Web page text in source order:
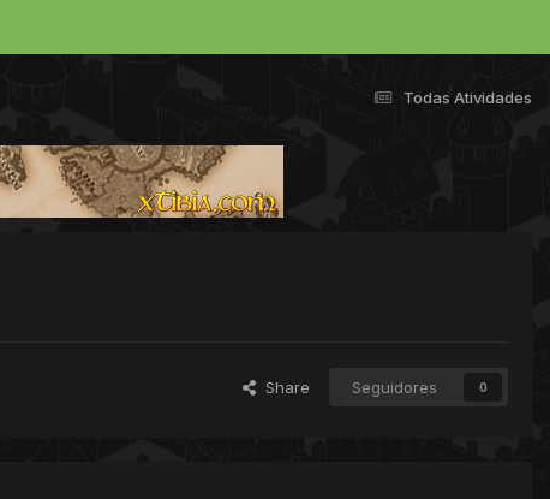
Todas Atividades
Share Seguidores 0